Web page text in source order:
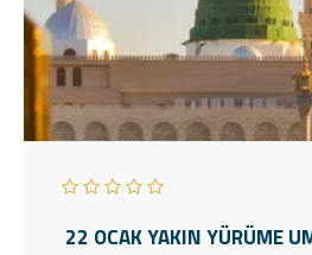
22 OCAK YAKIN YÜRÜME